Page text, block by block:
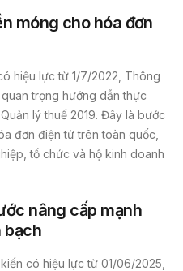
móng cho hóa đơn
hiệu lực từ 1/7/2022, Thông
trọng hướng dẫn thực
lý thuế 2019. Đây là bước
đơn điện tử trên toàn quốc,
tổ chức và hộ kinh doanh
nâng cấp mạnh
bạch
có hiệu lực từ 01/06/2025,